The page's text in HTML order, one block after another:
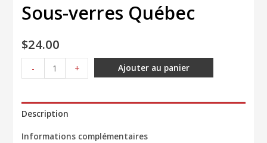
Sous-verres Québec
$24.00
-
de
verres
+ Ajouter au panier
Description
Informations complémentaires